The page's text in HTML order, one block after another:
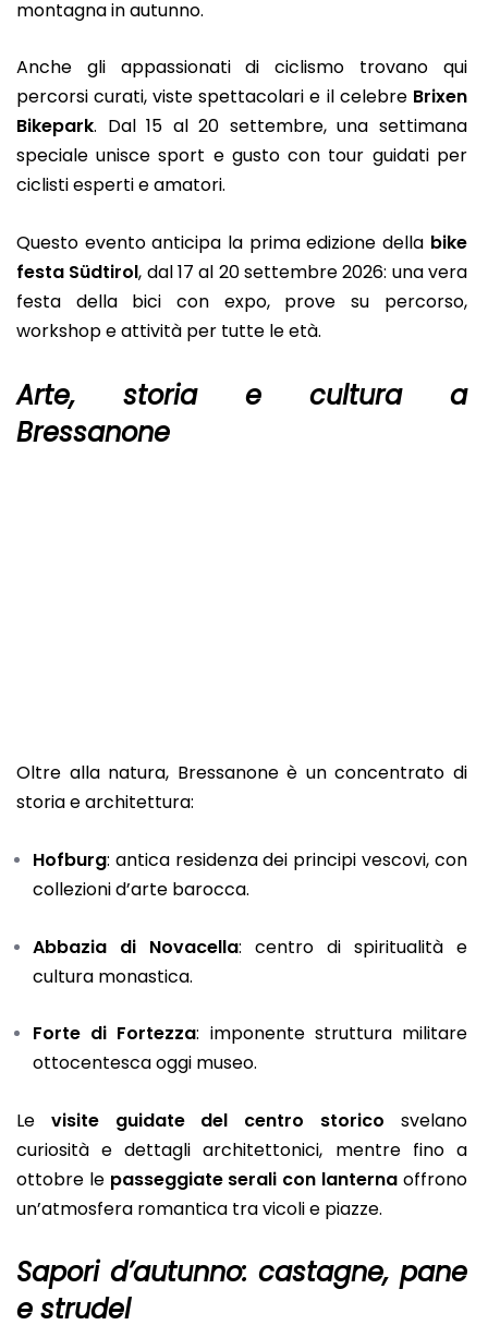
montagna in autunno.
Anche gli appassionati di ciclismo trovano qui
percorsi curati, viste spettacolari e il celebre Brixen
Bikepark. Dal 15 al 20 settembre, una settimana
speciale unisce sport e gusto con tour guidati per
ciclisti esperti e amatori.
Questo evento anticipa la prima edizione della bike
festa Südtirol, dal 17 al 20 settembre 2026: una vera
festa della bici con expo, prove su percorso,
workshop e attività per tutte le età.
Arte, storia e cultura a
Bressanone
Oltre alla natura, Bressanone è un concentrato di
storia e architettura:
Hofburg: antica residenza dei principi vescovi, con
collezioni d’arte barocca.
Abbazia di Novacella: centro di spiritualità e
cultura monastica.
Forte di Fortezza: imponente struttura militare
ottocentesca oggi museo.
Le visite guidate del centro storico svelano
curiosità e dettagli architettonici, mentre fino a
ottobre le passeggiate serali con lanterna offrono
un’atmosfera romantica tra vicoli e piazze.
Sapori d’autunno: castagne, pane
e strudel